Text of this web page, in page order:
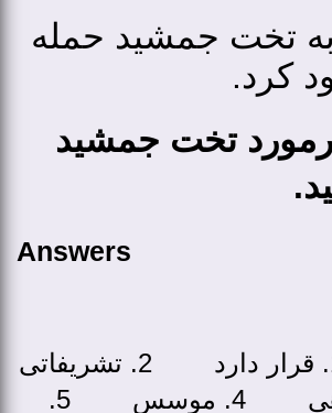
کرد.
تخت جمشید
Answers
3. پادشاهی 4. موسس 5.